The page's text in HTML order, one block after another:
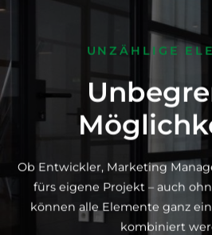
UNZÄHLIGE
Ob Entwickler, Marketing
fürs eigene Projekt – auch
können alle Elemente ganz
kombiniert